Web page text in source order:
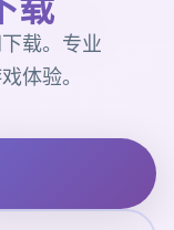
载。专业
体验。